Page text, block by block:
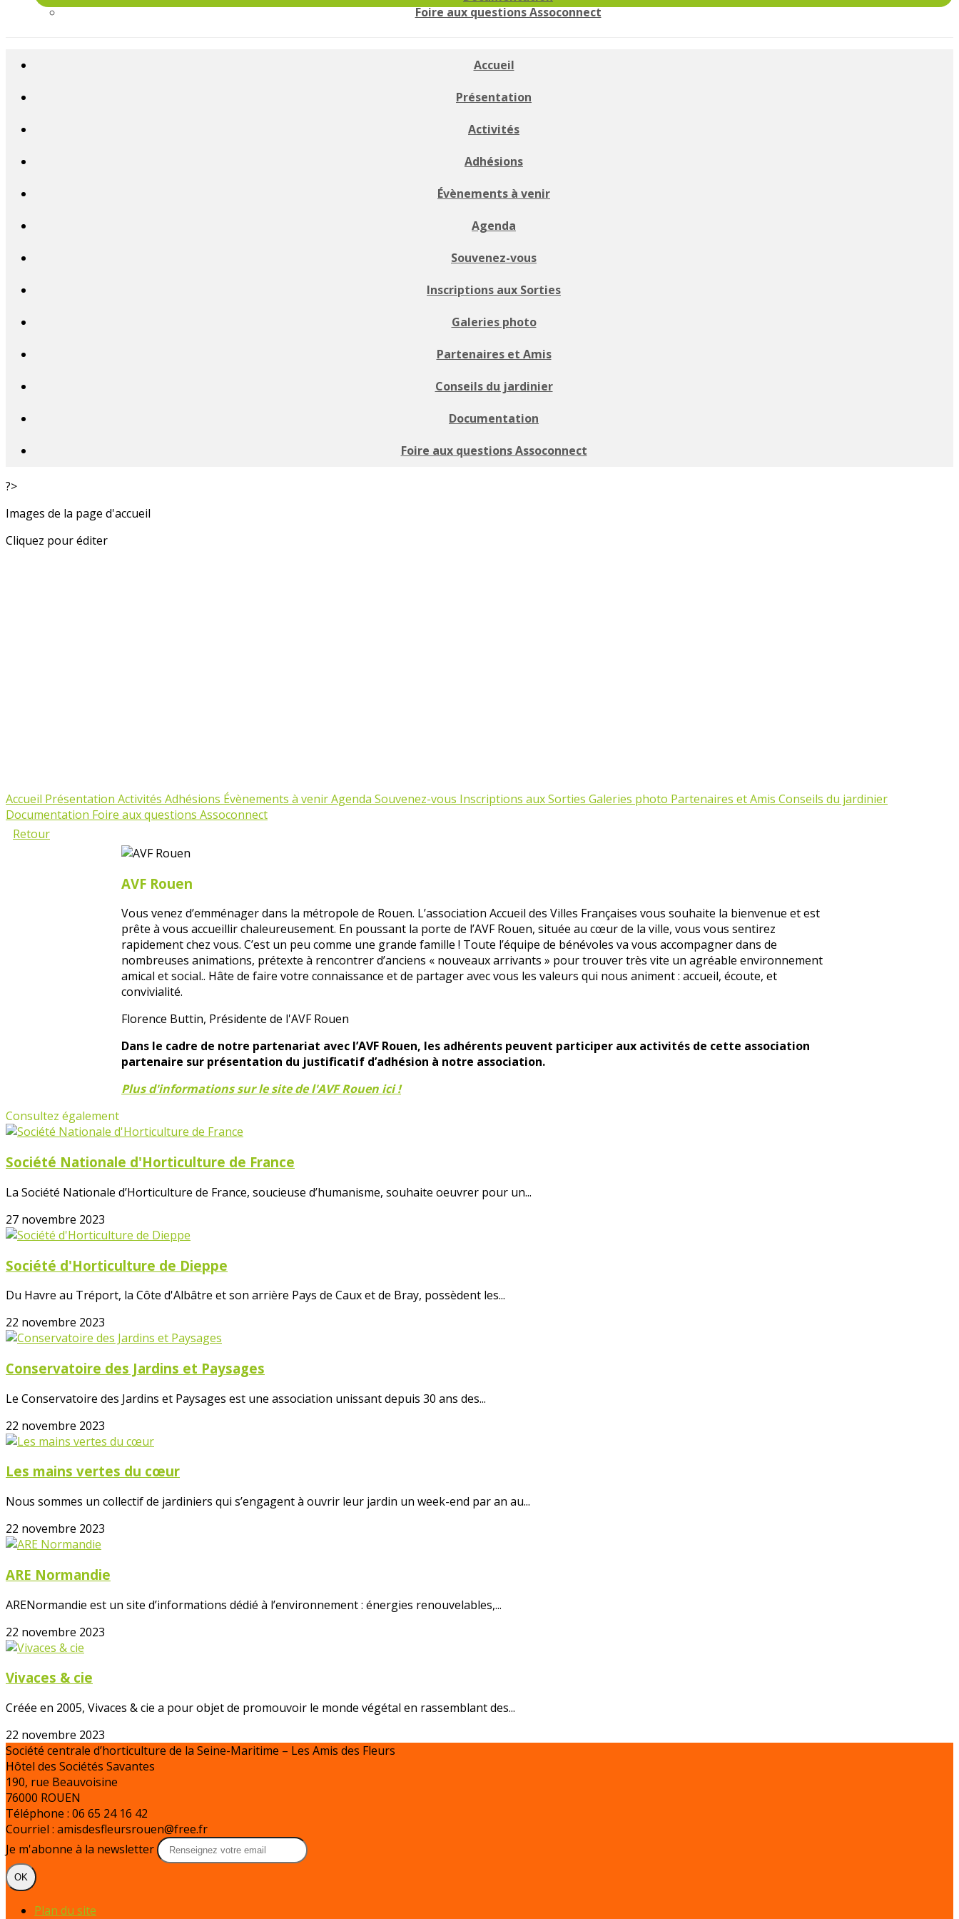
Foire aux questions Assoconnect
Accueil
Présentation
Activités
Adhésions
Évènements à venir
Agenda
Souvenez-vous
Inscriptions aux Sorties
Galeries photo
Partenaires et Amis
Conseils du jardinier
Documentation
Foire aux questions Assoconnect
?>
Images de la page d'accueil
Cliquez pour éditer
Accueil Présentation Activités Adhésions Évènements à venirAgenda Souvenez-vous Inscriptions aux Sorties Galeries photo Partenaires et Amis Conseils du jardinier
Documentation Foire aux questions Assoconnect
Retour
AVF Rouen
Vous venez d’emménager dans la métropole de Rouen. L’association Accueil des Villes Françaises vous souhaite la bienvenue et est
prête à vous accueillir chaleureusement. En poussant la porte de l’AVF Rouen, située au cœur de la ville, vous vous sentirez
rapidement chez vous. C’est un peu comme une grande famille ! Toute l’équipe de bénévoles va vous accompagner dans de
nombreuses animations, prétexte à rencontrer d’anciens « nouveaux arrivants » pour trouver très vite un agréable environnement
amical et social.. Hâte de faire votre connaissance et de partager avec vous les valeurs qui nous animent : accueil, écoute, et
convivialité.
Florence Buttin, Présidente de l'AVF Rouen
Dans le cadre de notre partenariat avec l’AVF Rouen, les adhérents peuvent participer aux activités de cette association
partenaire sur présentation du justificatif d’adhésion à notre association.
Plus d'informations sur le site de l'AVF Rouen ici !
Consultez également
Société Nationale d'Horticulture de France
La Société Nationale d’Horticulture de France, soucieuse d’humanisme, souhaite oeuvrer pour un...
27 novembre 2023
Société d'Horticulture de Dieppe
Du Havre au Tréport, la Côte d'Albâtre et son arrière Pays de Caux et de Bray, possèdent les...
22 novembre 2023
Conservatoire des Jardins et Paysages
Le Conservatoire des Jardins et Paysages est une association unissant depuis 30 ans des...
22 novembre 2023
Les mains vertes du cœur
Nous sommes un collectif de jardiniers qui s’engagent à ouvrir leur jardin un week-end par an au...
22 novembre 2023
ARE Normandie
ARENormandie est un site d’informations dédié à l’environnement : énergies renouvelables,...
22 novembre 2023
Vivaces & cie
Créée en 2005, Vivaces & cie a pour objet de promouvoir le monde végétal en rassemblant des...
22 novembre 2023
Société centrale d’horticulture de la Seine-Maritime – Les Amis des Fleurs
Hôtel des Sociétés Savantes
190, rue Beauvoisine
76000 ROUEN
Téléphone : 06 65 24 16 42
Courriel : amisdesfleursrouen@free.fr
Je m'abonne à la newsletter
OK
Plan du site